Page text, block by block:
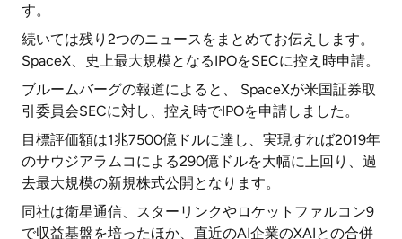
す。
続いては残り2つのニュースをまとめてお伝えします。
SpaceX、史上最大規模となるIPOをSECに控え時申請。
ブルームバーグの報道によると、 SpaceXが米国証券取
引委員会SECに対し、控え時でIPOを申請しました。
目標評価額は1兆7500億ドルに達し、実現すれば2019年
のサウジアラムコによる290億ドルを大幅に上回り、過
去最大規模の新規株式公開となります。
同社は衛星通信、スターリンクやロケットファルコン9
で収益基盤を培ったほか、直近のAI企業のXAIとの合併